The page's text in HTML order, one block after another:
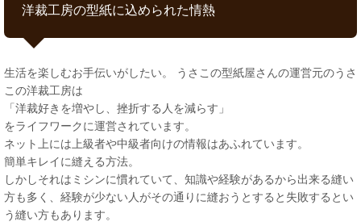
洋裁工房の型紙に込められた情熱
生活を楽しむお手伝いがしたい。 うさこの型紙屋さんの運営元のうさ
この洋裁工房は
「洋裁好きを増やし、挫折する人を減らす」
をライフワークに運営されています。
ネット上には上級者や中級者向けの情報はあふれています。
簡単キレイに縫える方法。
しかしそれはミシンに慣れていて、知識や経験があるから出来る縫い
方も多く、経験が少ない人がその通りに縫おうとすると失敗するとい
う縫い方もあります。